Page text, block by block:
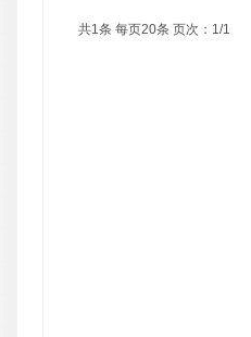
共1条 每页20条 页次：1/1